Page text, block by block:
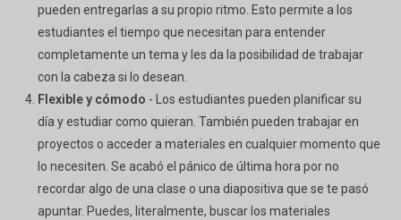
pueden entregarlas a su propio ritmo. Esto permite a los
estudiantes el tiempo que necesitan para entender
completamente un tema y les da la posibilidad de trabajar
con la cabeza si lo desean.
Flexible y cómodo - Los estudiantes pueden planificar su
día y estudiar como quieran. También pueden trabajar en
proyectos o acceder a materiales en cualquier momento que
lo necesiten. Se acabó el pánico de última hora por no
recordar algo de una clase o una diapositiva que se te pasó
apuntar. Puedes, literalmente, buscar los materiales